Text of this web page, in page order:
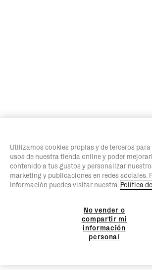
Utilizamos cookies propias y de terceros
usos de nuestra tienda online y poder
contenido a tus gustos y personalizar
marketing y publicaciones en redes sociales.
información puedes visitar nuestra Política
No vender o
compartir mi
información
personal